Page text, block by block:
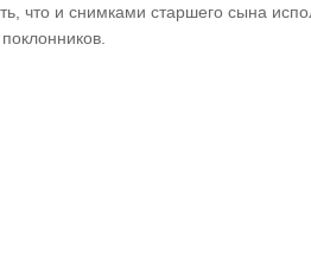
что и снимками старшего сына